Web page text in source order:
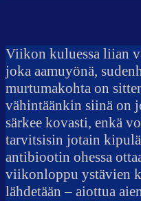
Viikon kuluessa liian
joka aamuyönä,
murtumakohta on
vähintäänkin siinä on
särkee kovasti, enkä
tarvitsisin jotain
antibiootin ohessa
viikonloppu ystävien
lähdetään – aiottua